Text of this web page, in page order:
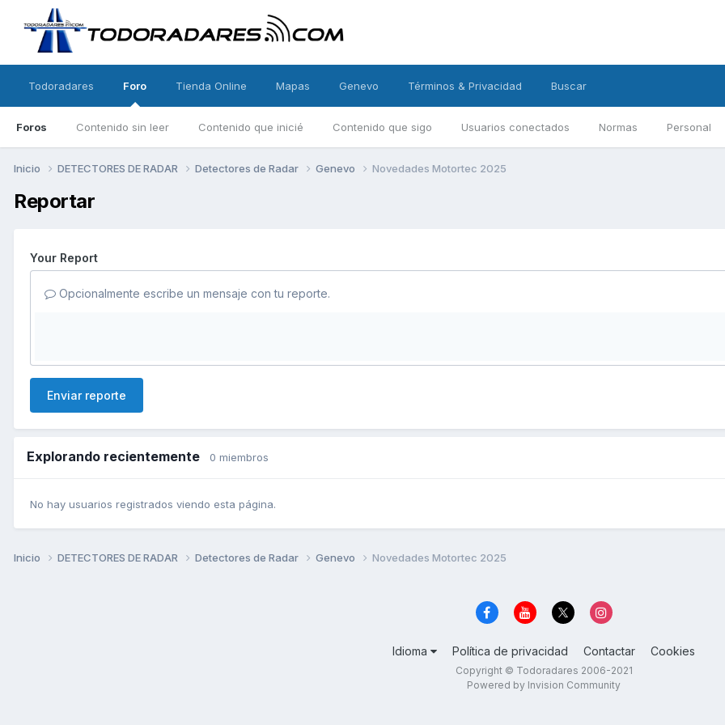
Todoradares Foro
Foros Contenido sin leer Contenido que inicié Contenido que sigo Usuarios conectados Normas Personal
Tienda Online Mapas Genevo Términos & Privacidad Buscar
Inicio DETECTORES DE RADAR Detectores de Radar Genevo Novedades Motortec 2025
Reportar
Your Report
Opcionalmente escribe un mensaje con tu reporte.
Enviar reporte
Explorando recientemente 0 miembros
No hay usuarios registrados viendo esta página.
Inicio DETECTORES DE RADAR Detectores de Radar Genevo Novedades Motortec 2025
Idioma Política de privacidad Contactar Cookies
Copyright © Todoradares 2006-2021
Powered by Invision Community